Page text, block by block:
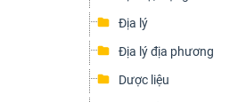
Địa lý
Địa lý địa phương
Dược liệu